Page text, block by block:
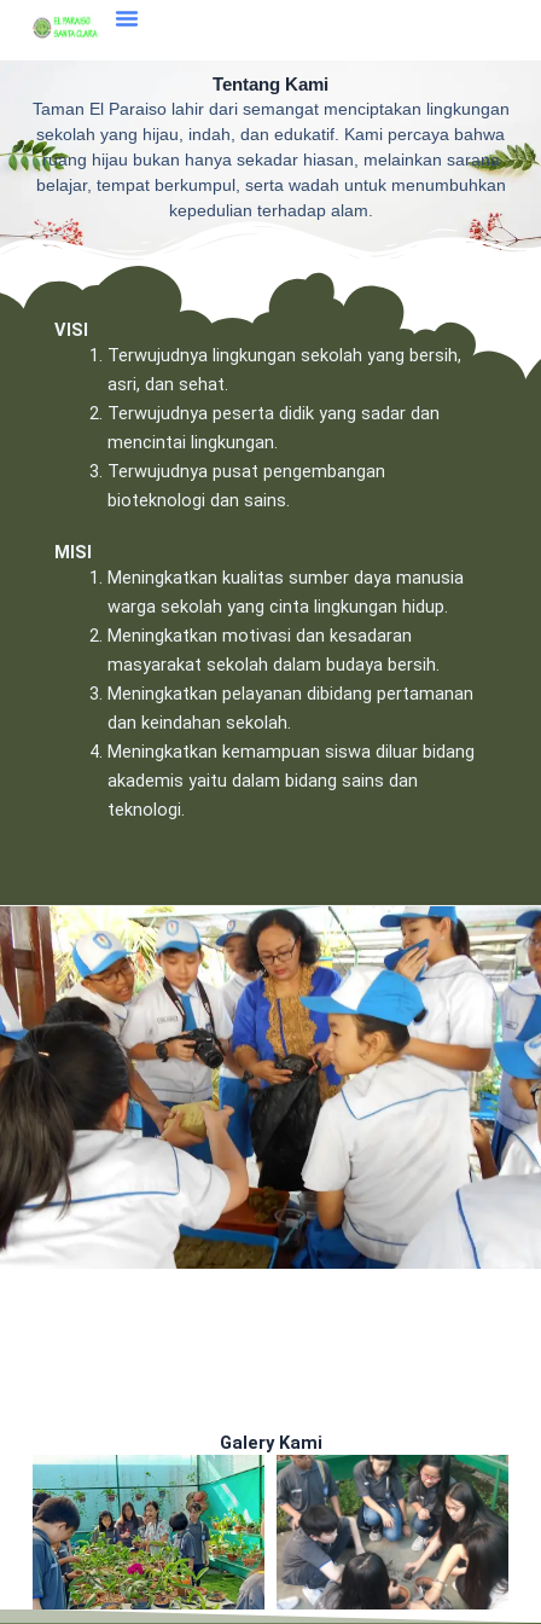
Tentang Kami
Taman El Paraiso lahir dari semangat menciptakan lingkungan
sekolah yang hijau, indah, dan edukatif. Kami percaya bahwa
ruang hijau bukan hanya sekadar hiasan, melainkan sarana
belajar, tempat berkumpul, serta wadah untuk menumbuhkan
kepedulian terhadap alam.
VISI
Terwujudnya lingkungan sekolah yang bersih,
asri, dan sehat.
Terwujudnya peserta didik yang sadar dan
mencintai lingkungan.
Terwujudnya pusat pengembangan
bioteknologi dan sains.
MISI
Meningkatkan kualitas sumber daya manusia
warga sekolah yang cinta lingkungan hidup.
Meningkatkan motivasi dan kesadaran
masyarakat sekolah dalam budaya bersih.
Meningkatkan pelayanan dibidang pertamanan
dan keindahan sekolah.
Meningkatkan kemampuan siswa diluar bidang
akademis yaitu dalam bidang sains dan
teknologi.
Galery Kami